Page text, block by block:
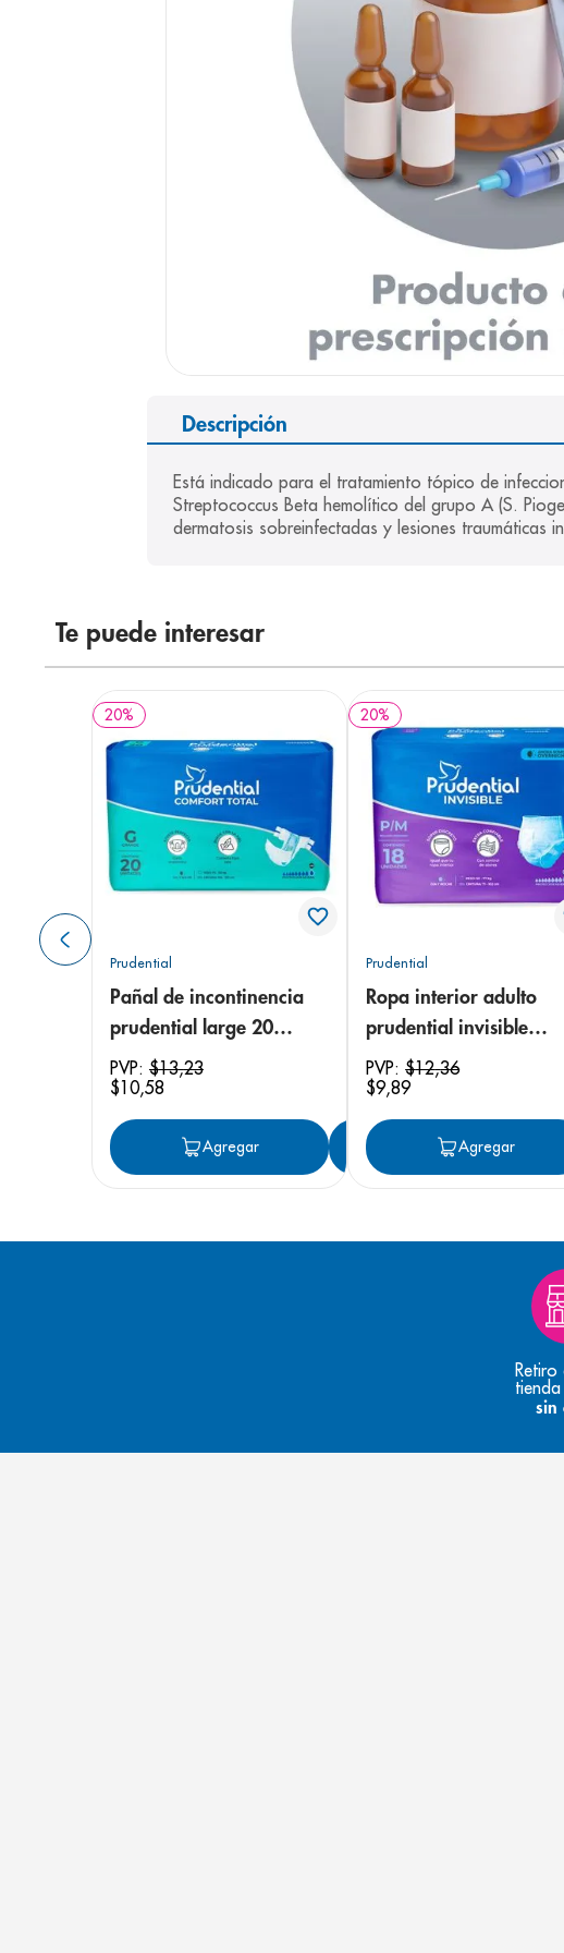
Descripción
Está indicado para el tratamiento tópico de
Streptococcus Beta hemolítico del grupo A (S.
dermatosis sobreinfectadas y lesiones traumáticas
Te puede interesar
20%
Prudential
Pañal de incontinencia
prudential large 20
unidades
PVP: $13,23
$10,58
Agregar Agregar
20%
Prudential
Ropa interior adulto
prudential invisible
small/medium 18
unidades
PVP:$12,36
$9,89
Agregar
Retiro
tienda
sin
panolini
prueba embarazo